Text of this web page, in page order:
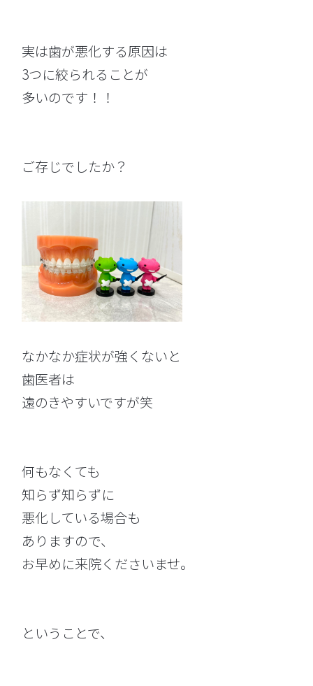
実は歯が悪化する原因は
3つに絞られることが
多いのです！！
ご存じでしたか？
なかなか症状が強くないと
歯医者は
遠のきやすいですが笑
何もなくても
知らず知らずに
悪化している場合も
ありますので、
お早めに来院くださいませ。
ということで、